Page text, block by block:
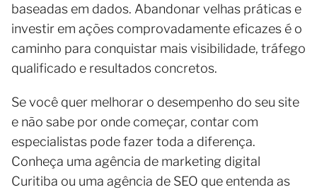
baseadas em dados. Abandonar velhas práticas e
investir em ações comprovadamente eficazes é o
caminho para conquistar mais visibilidade, tráfego
qualificado e resultados concretos.
Se você quer melhorar o desempenho do seu site
e não sabe por onde começar, contar com
especialistas pode fazer toda a diferença.
Conheça uma agência de marketing digital
Curitiba ou uma agência de SEO que entenda as